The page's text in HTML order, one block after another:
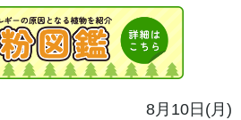
8月10日(月)